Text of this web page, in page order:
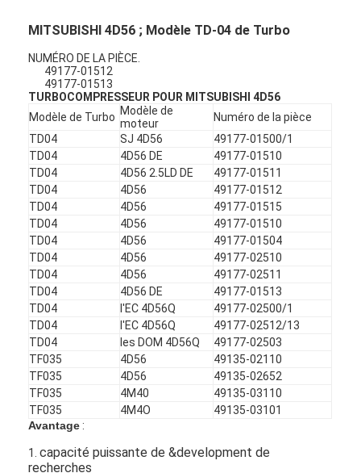
MITSUBISHI 4D56 ; Modèle TD-04 de Turbo
NUMÉRO DE LA PIÈCE.
49177-01512
49177-01513
TURBOCOMPRESSEUR POUR MITSUBISHI 4D56
Modèle de Turbo Modèle de
moteur
Numéro de la pièce
TD04
SJ 4D56
49177-01500/1
TD04
4D56 DE
49177-01510
TD04
4D56 2.5LD DE
49177-01511
TD04
4D56
49177-01512
TD04
4D56
49177-01515
TD04
4D56
49177-01510
TD04
4D56
49177-01504
TD04
4D56
49177-02510
TD04
4D56
49177-02511
TD04
4D56 DE
49177-01513
TD04
l'EC 4D56Q
49177-02500/1
TD04
l'EC 4D56Q
49177-02512/13
TD04
les DOM 4D56Q
49177-02503
TF035
4D56
49135-02110
TF035
4D56
49135-02652
TF035
4M40
49135-03110
TF035
4M4O
49135-03101
Avantage :
1.capacité puissante de &development de
recherches